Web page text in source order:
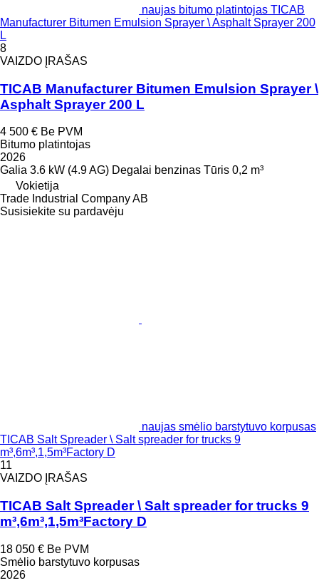
naujas bitumo platintojas TICAB
Manufacturer Bitumen Emulsion Sprayer \ Asphalt Sprayer 200
L
8
VAIZDO ĮRAŠAS
TICAB Manufacturer Bitumen Emulsion Sprayer \
Asphalt Sprayer 200 L
4 500 € Be PVM
Bitumo platintojas
2026
Galia 3.6 kW (4.9 AG) Degalai benzinas Tūris 0,2 m³
Vokietija
Trade Industrial Company AB
Susisiekite su pardavėju
naujas smėlio barstytuvo korpusas
TICAB Salt Spreader \ Salt spreader for trucks 9
m³,6m³,1,5m³Factory D
11
VAIZDO ĮRAŠAS
TICAB Salt Spreader \ Salt spreader for trucks 9
m³,6m³,1,5m³Factory D
18 050 € Be PVM
Smėlio barstytuvo korpusas
2026